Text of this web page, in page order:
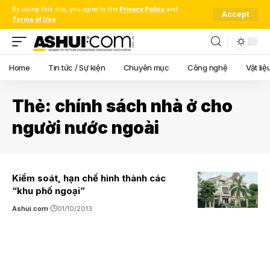
By using this site, you agree to the Privacy Policy and
Terms of Use.
Accept
Home Tin tức / Sự kiện Chuyên mục Công nghệ Vật
Thẻ: chính sách nhà ở cho
người nước ngoài
Kiểm soát, hạn chế hình thành các
“khu phố ngoại”
Ashui.com 01/10/2013